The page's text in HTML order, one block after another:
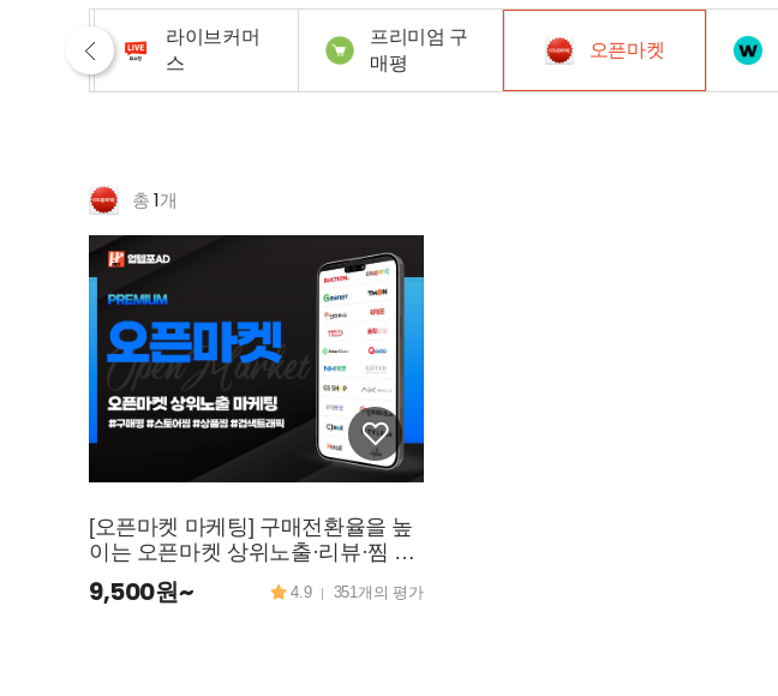
라이브커머
스
프리미엄 구
매평
오픈마켓
총1개
[오픈마켓 마케팅] 구매전환율을 높
이는 오픈마켓 상위노출·리뷰·찜 활
성화 전략
9,500원~ 4.9 351개의 평가